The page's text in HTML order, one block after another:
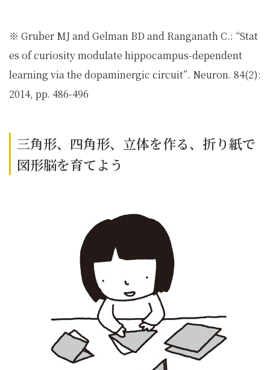
※ Gruber MJ and Gelman BD and Ranganath C.: “Stat
es of curiosity modulate hippocampus-dependent
learning via the dopaminergic circuit”. Neuron. 84(2):
2014, pp. 486-496
三角形、四角形、立体を作る、折り紙で
図形脳を育てよう